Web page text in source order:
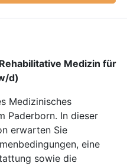
Medizin für
d)
Medizinisches
Paderborn. In dieser
erwarten Sie
eine
sowie die